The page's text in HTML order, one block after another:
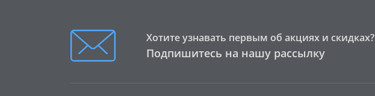
Хотите узнавать первым об акциях и скидках?
Подпишитесь на нашу рассылку